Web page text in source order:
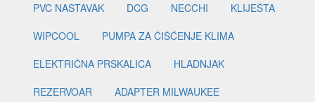
PVC NASTAVAK
DCG NECCHI
KLIJEŠTA
WIPCOOL
PUMPA ZA ČIŠĆENJE KLIMA
ELEKTRIČNA PRSKALICA
HLADNJAK
REZERVOAR
ADAPTER MILWAUKEE